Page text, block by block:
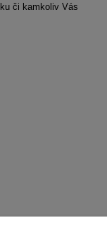
či kamkoliv Vás